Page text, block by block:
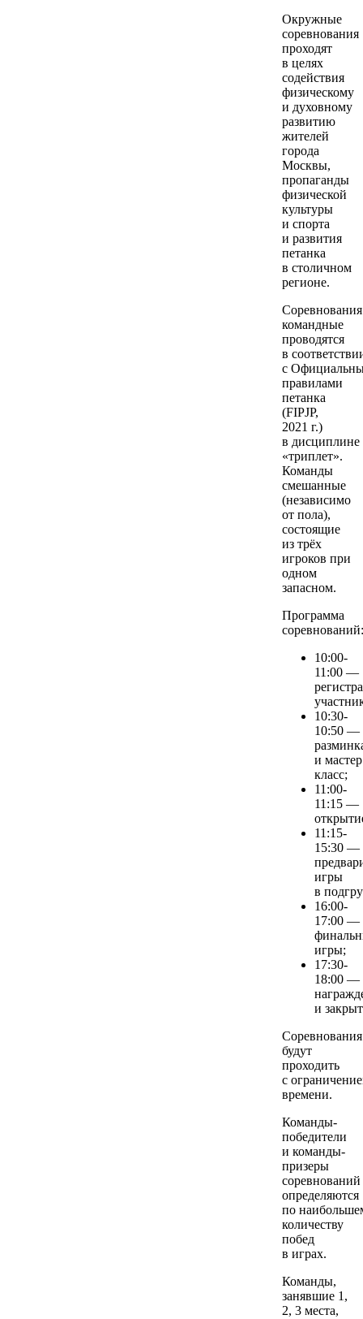
Окружные
соревнования
проходят
в целях
содействия
физическому
и духовному
развитию
жителей
города
Москвы,
пропаганды
физической
культуры
и спорта
и развития
петанка
в столичном
регионе.
Соревнования
командные
проводятся
в
с
правилами
петанка
(FIPJP,
2021 г.)
в дисциплине
«триплет».
Команды
смешанные
(независимо
от пола),
состоящие
из трёх
игроков при
одном
запасном.
Программа
соревнований:
10:00-
11:00 —
10:30-
10:50 —
и мастер
класс;
11:00-
11:15 —
11:15-
15:30 —
игры
в
16:00-
17:00 —
игры;
17:30-
18:00 —
и
Соревнования
будут
проходить
с
времени.
Команды-
победители
и команды-
призеры
соревнований
определяются
по
количеству
побед
в играх.
Команды,
занявшие 1,
2, 3 места,